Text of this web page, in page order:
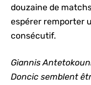
douzaine de
espérer remporter
consécutif.
Giannis
Doncic semblent